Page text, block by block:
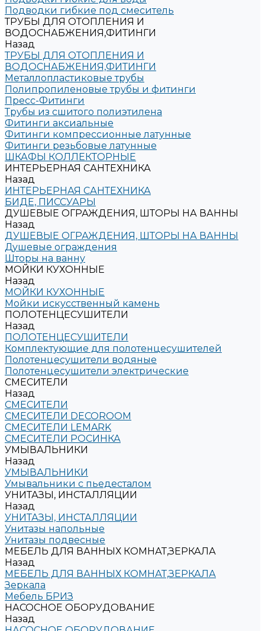
Подводки гибкие под смеситель
ТРУБЫ ДЛЯ ОТОПЛЕНИЯ И
ВОДОСНАБЖЕНИЯ,ФИТИНГИ
Назад
ТРУБЫ ДЛЯ ОТОПЛЕНИЯ И
ВОДОСНАБЖЕНИЯ,ФИТИНГИ
Металлопластиковые трубы
Полипропиленовые трубы и фитинги
Пресс-Фитинги
Трубы из сшитого полиэтилена
Фитинги аксиальные
Фитинги компрессионные латунные
Фитинги резьбовые латунные
ШКАФЫ КОЛЛЕКТОРНЫЕ
ИНТЕРЬЕРНАЯ САНТЕХНИКА
Назад
ИНТЕРЬЕРНАЯ САНТЕХНИКА
БИДЕ, ПИССУАРЫ
ДУШЕВЫЕ ОГРАЖДЕНИЯ, ШТОРЫ НА ВАННЫ
Назад
ДУШЕВЫЕ ОГРАЖДЕНИЯ, ШТОРЫ НА ВАННЫ
Душевые ограждения
Шторы на ванну
МОЙКИ КУХОННЫЕ
Назад
МОЙКИ КУХОННЫЕ
Мойки искусственный камень
ПОЛОТЕНЦЕСУШИТЕЛИ
Назад
ПОЛОТЕНЦЕСУШИТЕЛИ
Комплектующие для полотенцесушителей
Полотенцесушители водяные
Полотенцесушители электрические
СМЕСИТЕЛИ
Назад
СМЕСИТЕЛИ
СМЕСИТЕЛИ DECOROOM
СМЕСИТЕЛИ LEMARK
СМЕСИТЕЛИ РОСИНКА
УМЫВАЛЬНИКИ
Назад
УМЫВАЛЬНИКИ
Умывальники с пьедесталом
УНИТАЗЫ, ИНСТАЛЛЯЦИИ
Назад
УНИТАЗЫ, ИНСТАЛЛЯЦИИ
Унитазы напольные
Унитазы подвесные
МЕБЕЛЬ ДЛЯ ВАННЫХ КОМНАТ,ЗЕРКАЛА
Назад
МЕБЕЛЬ ДЛЯ ВАННЫХ КОМНАТ,ЗЕРКАЛА
Зеркала
Мебель БРИЗ
НАСОСНОЕ ОБОРУДОВАНИЕ
Назад